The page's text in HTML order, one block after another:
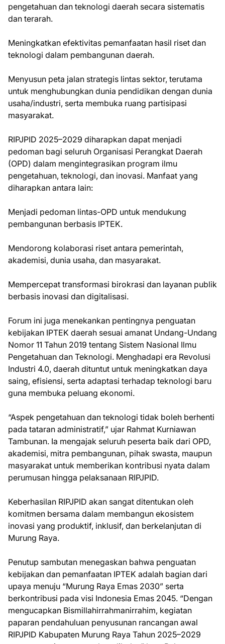
pengetahuan dan teknologi daerah secara sistematis
dan terarah.
Meningkatkan efektivitas pemanfaatan hasil riset dan
teknologi dalam pembangunan daerah.
Menyusun peta jalan strategis lintas sektor, terutama
untuk menghubungkan dunia pendidikan dengan dunia
usaha/industri, serta membuka ruang partisipasi
masyarakat.
RIPJPID 2025–2029 diharapkan dapat menjadi
pedoman bagi seluruh Organisasi Perangkat Daerah
(OPD) dalam mengintegrasikan program ilmu
pengetahuan, teknologi, dan inovasi. Manfaat yang
diharapkan antara lain:
Menjadi pedoman lintas-OPD untuk mendukung
pembangunan berbasis IPTEK.
Mendorong kolaborasi riset antara pemerintah,
akademisi, dunia usaha, dan masyarakat.
Mempercepat transformasi birokrasi dan layanan publik
berbasis inovasi dan digitalisasi.
Forum ini juga menekankan pentingnya penguatan
kebijakan IPTEK daerah sesuai amanat Undang-Undang
Nomor 11 Tahun 2019 tentang Sistem Nasional Ilmu
Pengetahuan dan Teknologi. Menghadapi era Revolusi
Industri 4.0, daerah dituntut untuk meningkatkan daya
saing, efisiensi, serta adaptasi terhadap teknologi baru
guna membuka peluang ekonomi.
“Aspek pengetahuan dan teknologi tidak boleh berhenti
pada tataran administratif,” ujar Rahmat Kurniawan
Tambunan. Ia mengajak seluruh peserta baik dari OPD,
akademisi, mitra pembangunan, pihak swasta, maupun
masyarakat untuk memberikan kontribusi nyata dalam
perumusan hingga pelaksanaan RIPJPID.
Keberhasilan RIPJPID akan sangat ditentukan oleh
komitmen bersama dalam membangun ekosistem
inovasi yang produktif, inklusif, dan berkelanjutan di
Murung Raya.
Penutup sambutan menegaskan bahwa penguatan
kebijakan dan pemanfaatan IPTEK adalah bagian dari
upaya menuju “Murung Raya Emas 2030” serta
berkontribusi pada visi Indonesia Emas 2045. “Dengan
mengucapkan Bismillahirrahmanirrahim, kegiatan
paparan pendahuluan penyusunan rancangan awal
RIPJPID Kabupaten Murung Raya Tahun 2025–2029